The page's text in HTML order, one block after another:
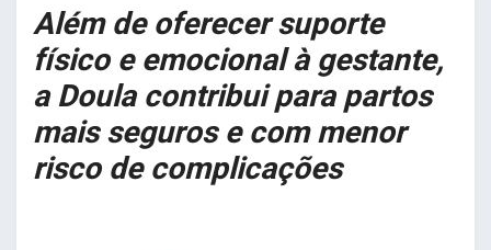
Além de oferecer suporte
físico e emocional à gestante,
a Doula contribui para partos
mais seguros e com menor
risco de complicações